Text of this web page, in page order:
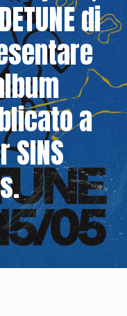
di
a
SINS